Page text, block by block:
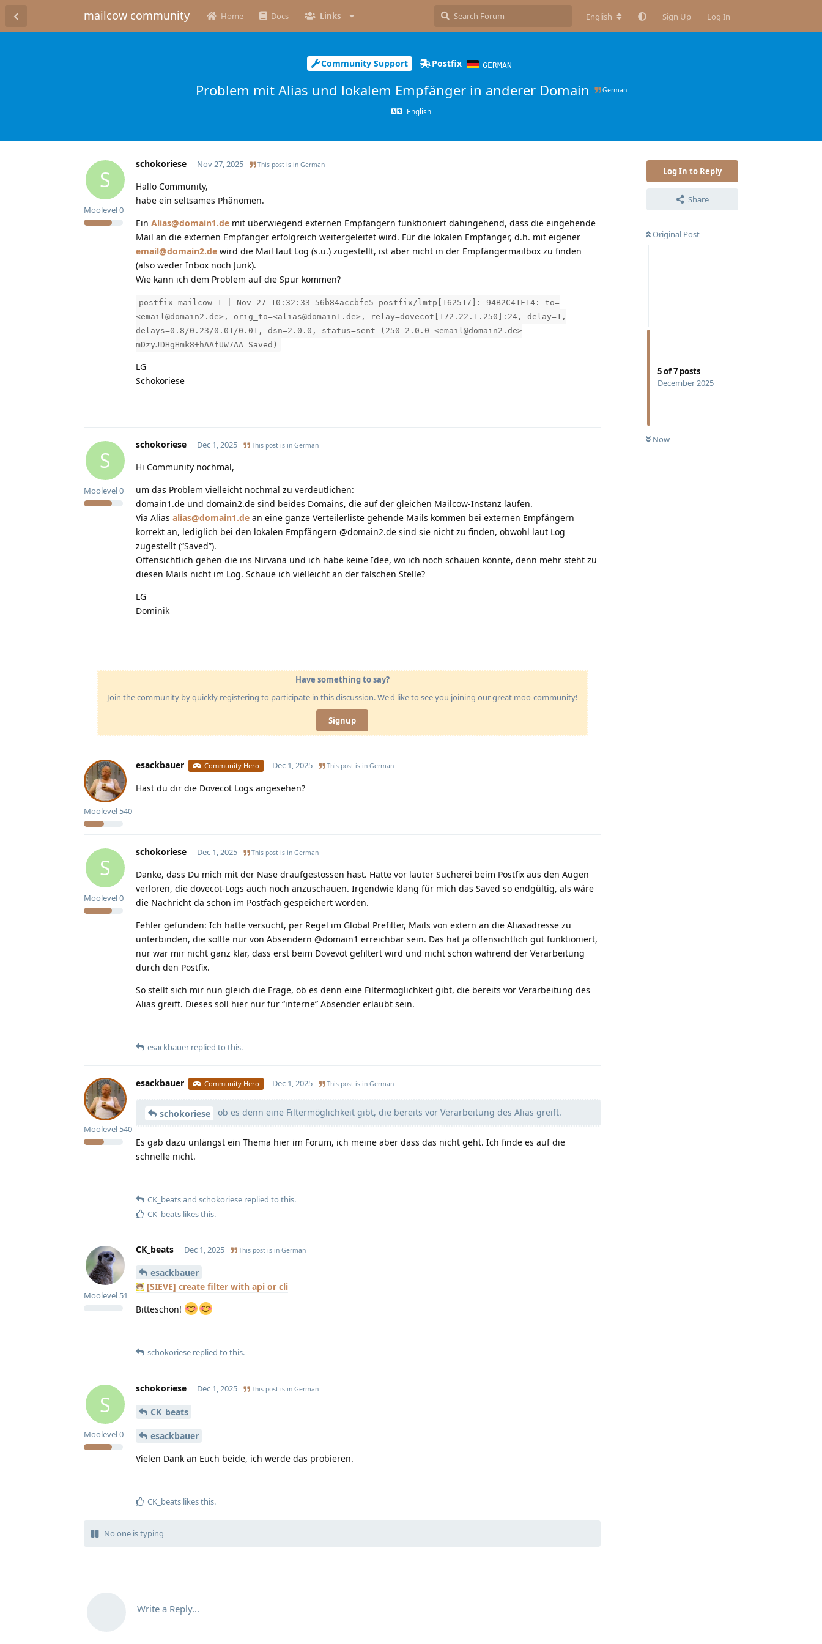
mailcow community Home Docs Links English Sign Up Log In
Community Support Postfix GERMAN
Problem mit Alias und lokalem Empfänger in anderer Domain German
English
Log In to Reply
Share
Original Post
5of7 posts
December 2025
Now
S
schokoriese
Moolevel0
Nov 27, 2025 This post is in German
Hallo Community,
habe ein seltsames Phänomen.
Ein Alias@domain1.de mit überwiegend externen Empfängern funktioniert dahingehend, dass die eingehende
Mail an die externen Empfänger erfolgreich weitergeleitet wird. Für die lokalen Empfänger, d.h. mit eigener
email@domain2.de wird die Mail laut Log (s.u.) zugestellt, ist aber nicht in der Empfängermailbox zu finden
(also weder Inbox noch Junk).
Wie kann ich dem Problem auf die Spur kommen?
postfix-mailcow-1 | Nov 27 10:32:33 56b84accbfe5 postfix/lmtp[162517]: 94B2C41F14: to=
<email@domain2.de>, orig_to=<alias@domain1.de>, relay=dovecot[172.22.1.250]:24, delay=1,
delays=0.8/0.23/0.01/0.01, dsn=2.0.0, status=sent (250 2.0.0 <email@domain2.de>
mDzyJDHgHmk8+hAAfUW7AA Saved)
LG
Schokoriese
S
schokoriese
Moolevel0
Dec 1, 2025 This post is in German
Hi Community nochmal,
um das Problem vielleicht nochmal zu verdeutlichen:
domain1.de und domain2.de sind beides Domains, die auf der gleichen Mailcow-Instanz laufen.
Via Alias alias@domain1.de an eine ganze Verteilerliste gehende Mails kommen bei externen Empfängern
korrekt an, lediglich bei den lokalen Empfängern @domain2.de sind sie nicht zu finden, obwohl laut Log
zugestellt (“Saved”).
Offensichtlich gehen die ins Nirvana und ich habe keine Idee, wo ich noch schauen könnte, denn mehr steht zu
diesen Mails nicht im Log. Schaue ich vielleicht an der falschen Stelle?
LG
Dominik
Have something to say?
Join the community by quickly registering to participate in this discussion. We'd like to see you joining our great moo-community!
Signup
esackbauer Community Hero
Moolevel 540
Dec 1, 2025 This post is in German
Hast du dir die Dovecot Logs angesehen?
S
schokoriese
Moolevel0
Dec 1, 2025 This post is in German
Danke, dass Du mich mit der Nase draufgestossen hast. Hatte vor lauter Sucherei beim Postfix aus den Augen
verloren, die dovecot-Logs auch noch anzuschauen. Irgendwie klang für mich das Saved so endgültig, als wäre
die Nachricht da schon im Postfach gespeichert worden.
Fehler gefunden: Ich hatte versucht, per Regel im Global Prefilter, Mails von extern an die Aliasadresse zu
unterbinden, die sollte nur von Absendern @domain1 erreichbar sein. Das hat ja offensichtlich gut funktioniert,
nur war mir nicht ganz klar, dass erst beim Dovevot gefiltert wird und nicht schon während der Verarbeitung
durch den Postfix.
So stellt sich mir nun gleich die Frage, ob es denn eine Filtermöglichkeit gibt, die bereits vor Verarbeitung des
Alias greift. Dieses soll hier nur für “interne” Absender erlaubt sein.
esackbauer replied to this.
esackbauer Community Hero
Moolevel 540
Dec 1, 2025 This post is in German
schokoriese ob es denn eine Filtermöglichkeit gibt, die bereits vor Verarbeitung des Alias greift.
Es gab dazu unlängst ein Thema hier im Forum, ich meine aber dass das nicht geht. Ich finde es auf die
schnelle nicht.
CK_beatsand schokoriese replied to this.
CK_beats likes this.
CK_beats
Moolevel 51
Dec 1, 2025 This post is in German
esackbauer
[SIEVE] create filter with api or cli
Bitteschön!
schokoriese replied to this.
S
schokoriese
Moolevel0
Dec 1, 2025 This post is in German
CK_beats
esackbauer
Vielen Dank an Euch beide, ich werde das probieren.
CK_beats likes this.
No one is typing
Write a Reply...